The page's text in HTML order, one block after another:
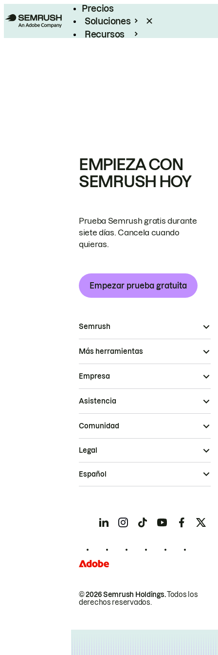
Precios
Soluciones
Recursos
EMPIEZA CON
SEMRUSH HOY
Prueba Semrush gratis durante
siete días. Cancela cuando
quieras.
Empezar prueba gratuita
Semrush
Más herramientas
Empresa
Asistencia
Comunidad
© 2026 Semrush Holdings.Todos los
derechos reservados.
Legal
Español